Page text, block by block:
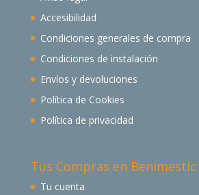
Accesibilidad
Condiciones generales de compra
Condiciones de instalación
Envíos y devoluciones
Política de Cookies
Política de privacidad
Tus Compras en Benimestic
Tu cuenta